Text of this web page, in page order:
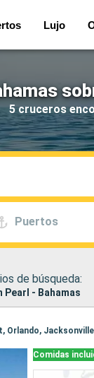
Lujo
5 cruceros
Puertos
de búsqueda:
Pearl - Bahamas
Orlando,
Comidas